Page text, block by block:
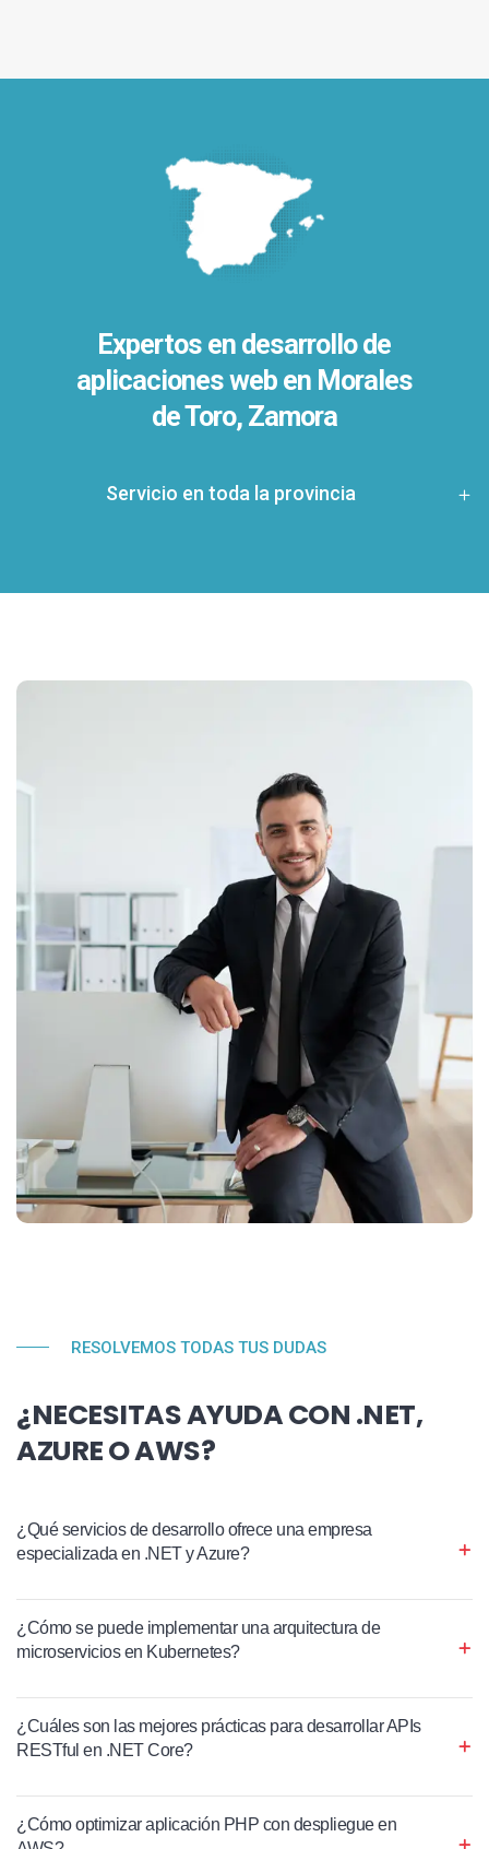
Expertos en desarrollo de
aplicaciones web en Morales
de Toro, Zamora
Servicio en toda la provincia
RESOLVEMOS TODAS TUS DUDAS
¿NECESITAS AYUDA CON .NET,
AZURE O AWS?
¿Qué servicios de desarrollo ofrece una empresa
especializada en .NET y Azure?
¿Cómo se puede implementar una arquitectura de
microservicios en Kubernetes?
¿Cuáles son las mejores prácticas para desarrollar APIs
RESTful en .NET Core?
¿Cómo optimizar aplicación PHP con despliegue en